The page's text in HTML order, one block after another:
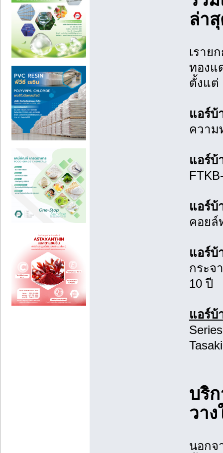
ล่า
เราย
ทองแ
ตั้งแต่
แอร์บ้
ความ
แอร์บ้
แอร์บ้
คอยล์
แอร์บ้
กระจ
10 ปี
แอร์บ้
บริ
วาง
นอกจ